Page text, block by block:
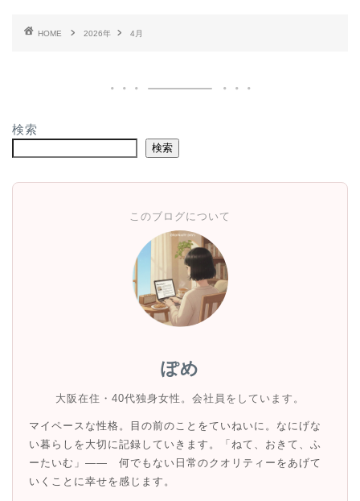
HOME 2026年 4月
検索
検索
このブログについて
ぽめ
大阪在住・40代独身女性。会社員をしています。
マイペースな性格。目の前のことをていねいに。なにげな
い暮らしを大切に記録していきます。「ねて、おきて、ふ
ーたいむ」—— 何でもない日常のクオリティーをあげて
いくことに幸せを感じます。